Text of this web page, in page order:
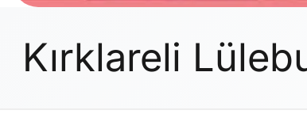
Kırklareli